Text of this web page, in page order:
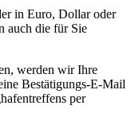
in Euro, Dollar oder
auch die für Sie
werden wir Ihre
Bestätigungs-E-Mail
per